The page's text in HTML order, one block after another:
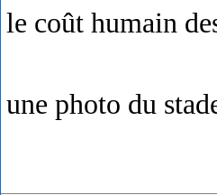
le coût humain
une photo du